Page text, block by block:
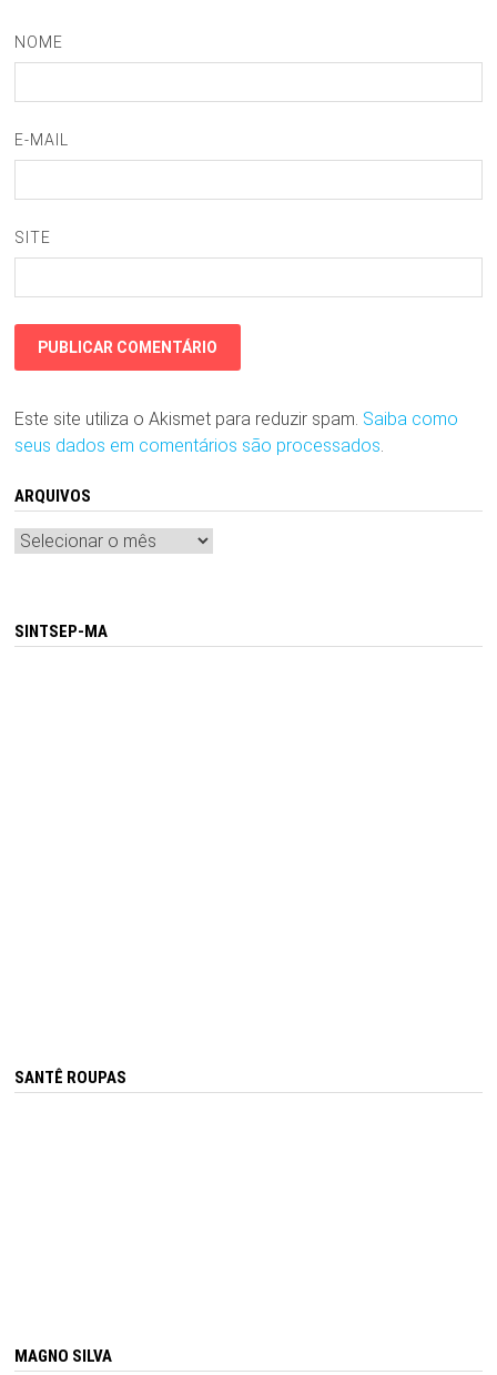
NOME
E-MAIL
SITE
Este site utiliza o Akismet para reduzir spam. Saiba como
seus dados em comentários são processados.
ARQUIVOS
Arquivos
SINTSEP-MA
SANTÊ ROUPAS
MAGNO SILVA